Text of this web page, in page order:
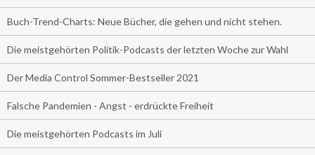
Buch-Trend-Charts: Neue Bücher, die gehen und nicht stehen.
Die meistgehörten Politik-Podcasts der letzten Woche zur Wahl
Der Media Control Sommer-Bestseller 2021
Falsche Pandemien - Angst - erdrückte Freiheit
Die meistgehörten Podcasts im Juli